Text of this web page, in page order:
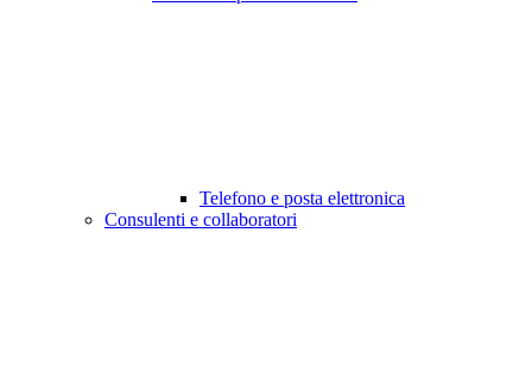
Telefono e posta elettronica
Consulenti e collaboratori